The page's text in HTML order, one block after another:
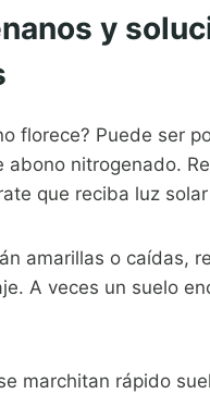
y
florece? Puede ser
abono nitrogenado.
que reciba luz
amarillas o caídas,
A veces un suelo
marchitan rápido